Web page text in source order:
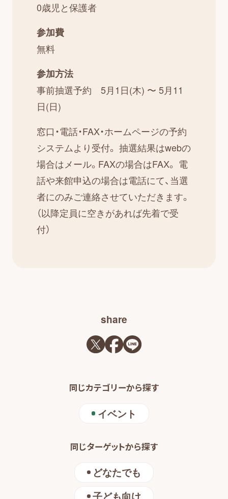
share
同じカテゴリーから探す
イベント
同じターゲットから探す
どなたでも
子ども向け
0歳児と保護者
参加費
無料
参加方法
事前抽選予約 5月1日(木) 〜 5月11
日(日)
窓口・電話・FAX・ホームページの予約
システムより受付。 抽選結果はwebの
場合はメール。FAXの場合はFAX。 電
話や来館申込の場合は電話にて、当選
者にのみご連絡させていただきます。
（以降定員に空きがあれば先着で受
付）